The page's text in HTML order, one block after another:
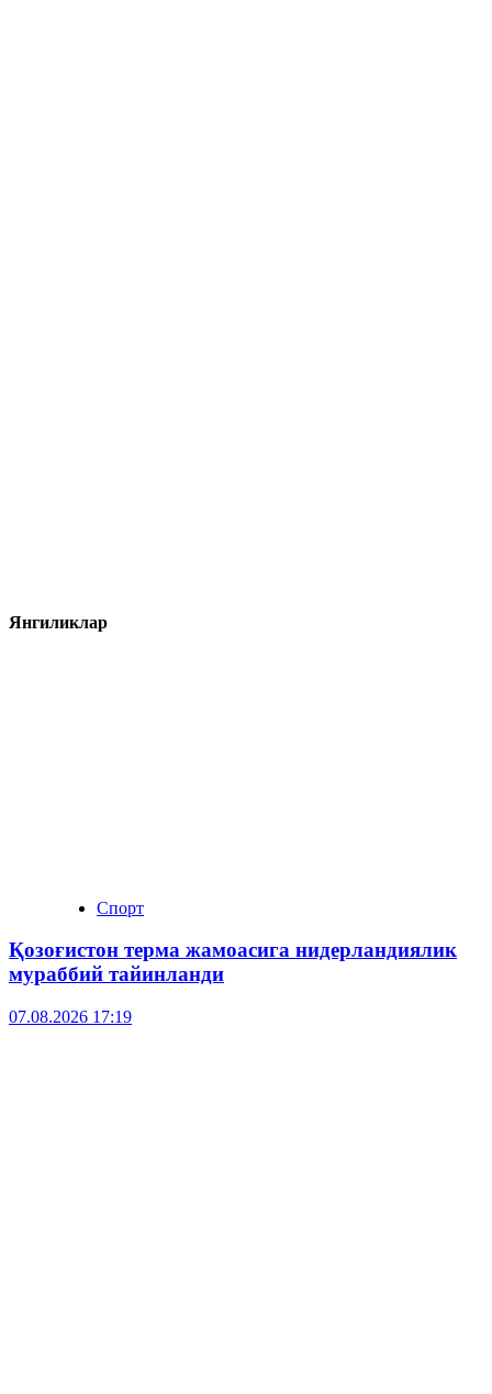
Янгиликлар
Спорт
Қозоғистон терма жамоасига нидерландиялик
мураббий тайинланди
07.08.2026 17:19